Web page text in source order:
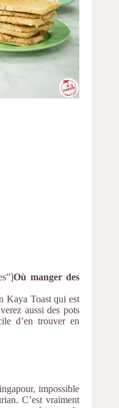
Où manger des
Kaya Toast qui est
aussi des pots
d’en trouver en
impossible
C’est vraiment